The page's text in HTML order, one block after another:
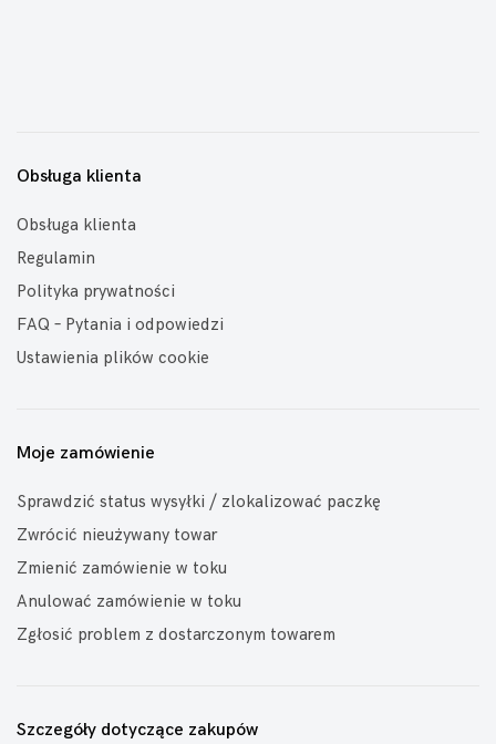
Obsługa klienta
Obsługa klienta
Regulamin
Polityka prywatności
FAQ – Pytania i odpowiedzi
Ustawienia plików cookie
Moje zamówienie
Sprawdzić status wysyłki / zlokalizować paczkę
Zwrócić nieużywany towar
Zmienić zamówienie w toku
Anulować zamówienie w toku
Zgłosić problem z dostarczonym towarem
Szczegóły dotyczące zakupów